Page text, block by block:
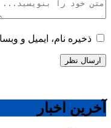
ذخیره نام، ایمیل و
آخرین اخبار